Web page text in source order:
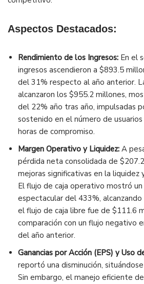
Aspectos Destacados:
Rendimiento de los Ingresos: En el
ingresos ascendieron a $893.5
del 31% respecto al año anterior.
alcanzaron los $955.2 millones,
del 22% año tras año, impulsadas
sostenido en el número de
horas de compromiso.
Margen Operativo y Liquidez: A
pérdida neta consolidada de
mejoras significativas en la liquidez
El flujo de caja operativo mostró
espectacular del 433%,
el flujo de caja libre fue de $111.6
comparación con un flujo negativo
del año anterior.
Ganancias por Acción (EPS) y Uso
reportó una disminución,
Sin embargo, el manejo eficiente